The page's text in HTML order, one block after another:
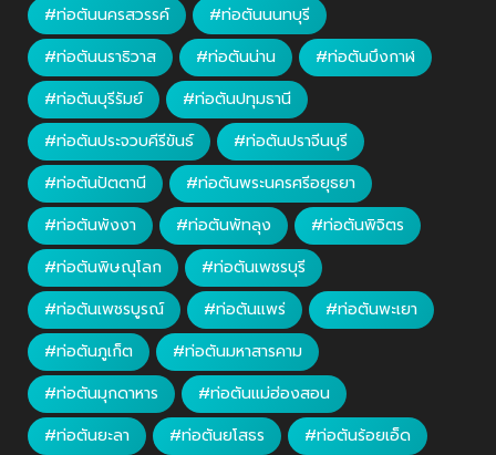
#ท่อตันนครสวรรค์
#ท่อตันนนทบุรี
#ท่อตันนราธิวาส
#ท่อตันน่าน
#ท่อตันบึงกาฬ
#ท่อตันบุรีรัมย์
#ท่อตันปทุมธานี
#ท่อตันประจวบคีรีขันธ์
#ท่อตันปราจีนบุรี
#ท่อตันปัตตานี
#ท่อตันพระนครศรีอยุธยา
#ท่อตันพังงา
#ท่อตันพัทลุง
#ท่อตันพิจิตร
#ท่อตันพิษณุโลก
#ท่อตันเพชรบุรี
#ท่อตันเพชรบูรณ์
#ท่อตันแพร่
#ท่อตันพะเยา
#ท่อตันภูเก็ต
#ท่อตันมหาสารคาม
#ท่อตันมุกดาหาร
#ท่อตันแม่ฮ่องสอน
#ท่อตันยะลา
#ท่อตันยโสธร
#ท่อตันร้อยเอ็ด